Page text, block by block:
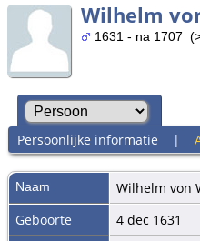
Wilhelm
1631 - na 1707
Persoonlijke informatie |
Naam Wilhelm von
Geboorte
4 dec 1631